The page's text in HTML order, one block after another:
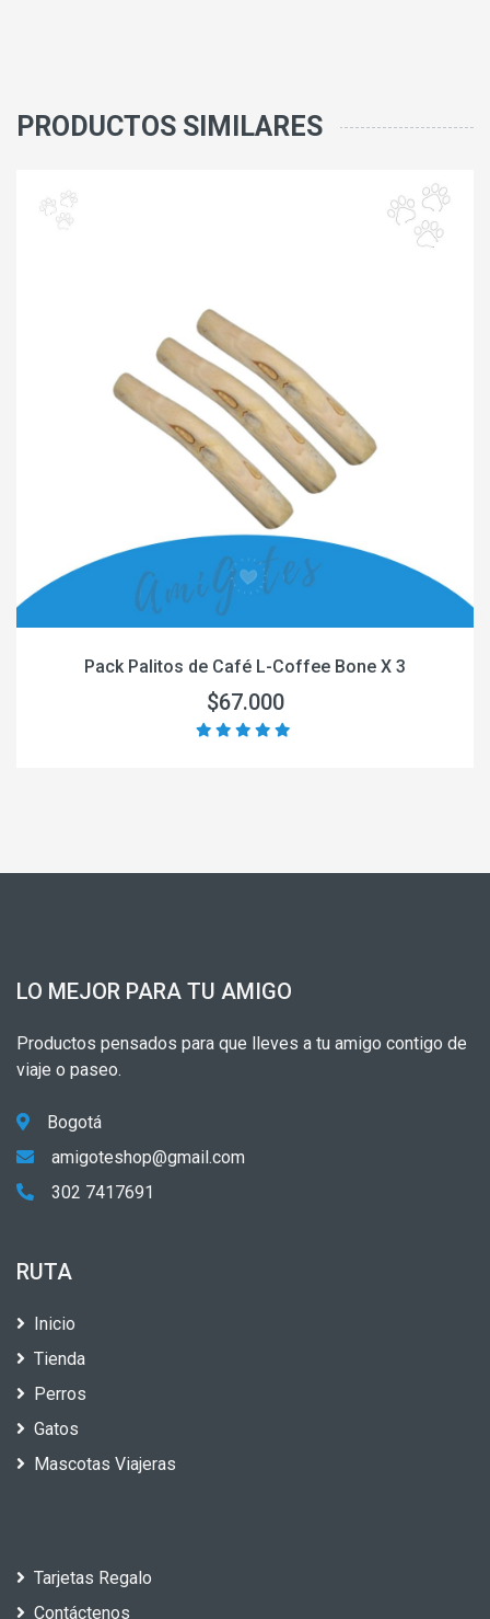
PRODUCTOS SIMILARES
Pack Palitos de Café L-Coffee Bone X 3
$67.000
LO MEJOR PARA TU AMIGO
Productos pensados para que lleves a tu amigo contigo de
viaje o paseo.
Bogotá
amigoteshop@gmail.com
302 7417691
RUTA
Inicio
Tienda
Perros
Gatos
Mascotas Viajeras
Tarjetas Regalo
Contáctenos